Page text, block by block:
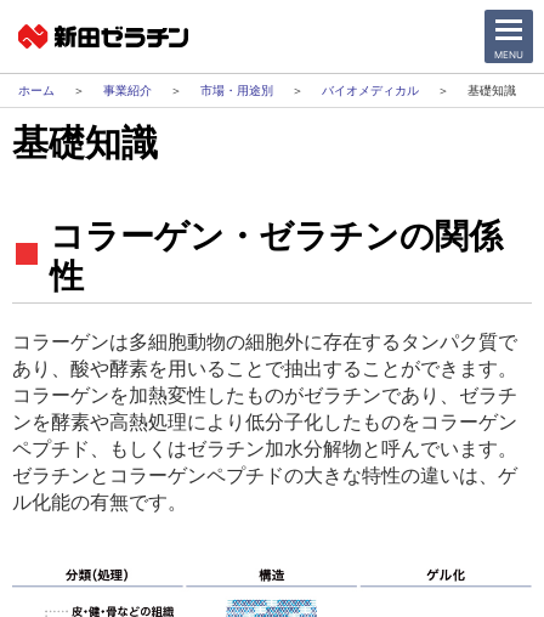
CLOSE
MENU
事業紹介 市場・用途別 バイオメディカル 基礎知識
基礎知識
コラーゲン・ゼラチンの関係
性
コラーゲンは多細胞動物の細胞外に存在するタンパク質で
あり、酸や酵素を用いることで抽出することができます。
コラーゲンを加熱変性したものがゼラチンであり、ゼラチ
ンを酵素や高熱処理により低分子化したものをコラーゲン
ペプチド、もしくはゼラチン加水分解物と呼んでいます。
ゼラチンとコラーゲンペプチドの大きな特性の違いは、ゲ
ル化能の有無です。
IR情報
採用情報
日本語
中文 アクセス